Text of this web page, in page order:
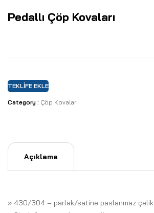
Pedallı Çöp Kovaları
TEKLIFE EKLE
Category : Çöp Kovaları
Açıklama
» 430/304 – parlak/satine paslanmaz çelik